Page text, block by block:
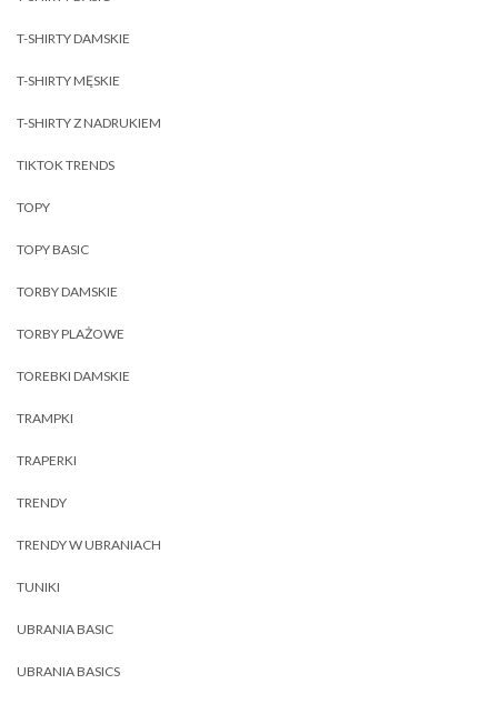
T-SHIRTY DAMSKIE
T-SHIRTY MĘSKIE
T-SHIRTY Z NADRUKIEM
TIKTOK TRENDS
TOPY
TOPY BASIC
TORBY DAMSKIE
TORBY PLAŻOWE
TOREBKI DAMSKIE
TRAMPKI
TRAPERKI
TRENDY
TRENDY W UBRANIACH
TUNIKI
UBRANIA BASIC
UBRANIA BASICS